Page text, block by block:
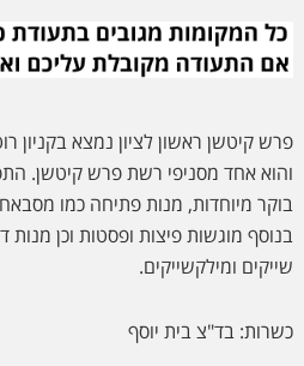
פרש קיטשן ראשון לציון נמצא בקניון
והוא אחד מסניפי רשת פרש קיטשן.
בוקר מיוחדות, מנות פתיחה כמו
בנוסף מוגשות פיצות ופסטות וכן מנות
שייקים ומילקשייקים.
כשרות: בד"צ בית יוסף